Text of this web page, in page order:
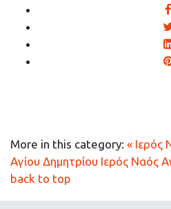
More in this category: « Ιερός
Αγίου Δημητρίου Ιερός Ναός
back to top